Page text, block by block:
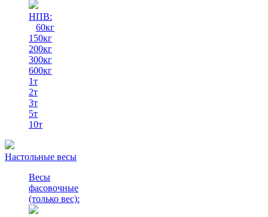
НПВ:
60кг
150кг
200кг
300кг
600кг
1т
2т
3т
5т
10т
Настольные весы
Весы
фасовочные
(только вес):